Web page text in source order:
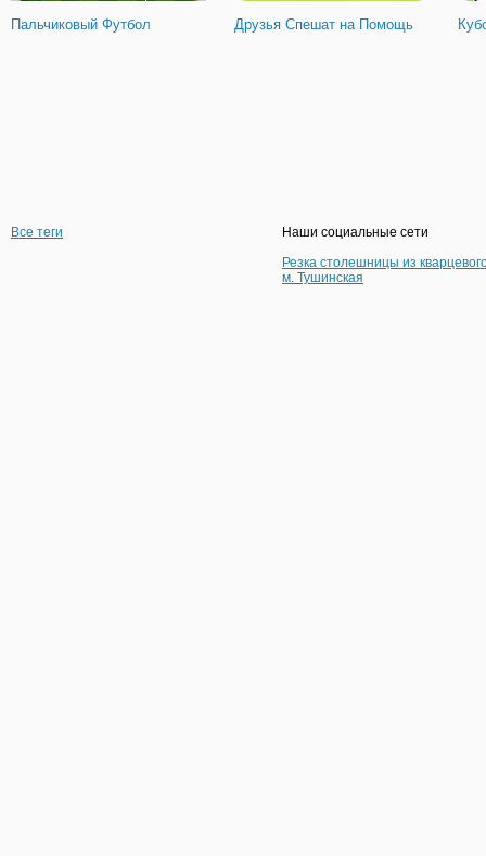
Пальчиковый Футбол Друзья Спешат на Помощь
Все теги
Наши социальные сети
Резка столешницы из
м. Тушинская